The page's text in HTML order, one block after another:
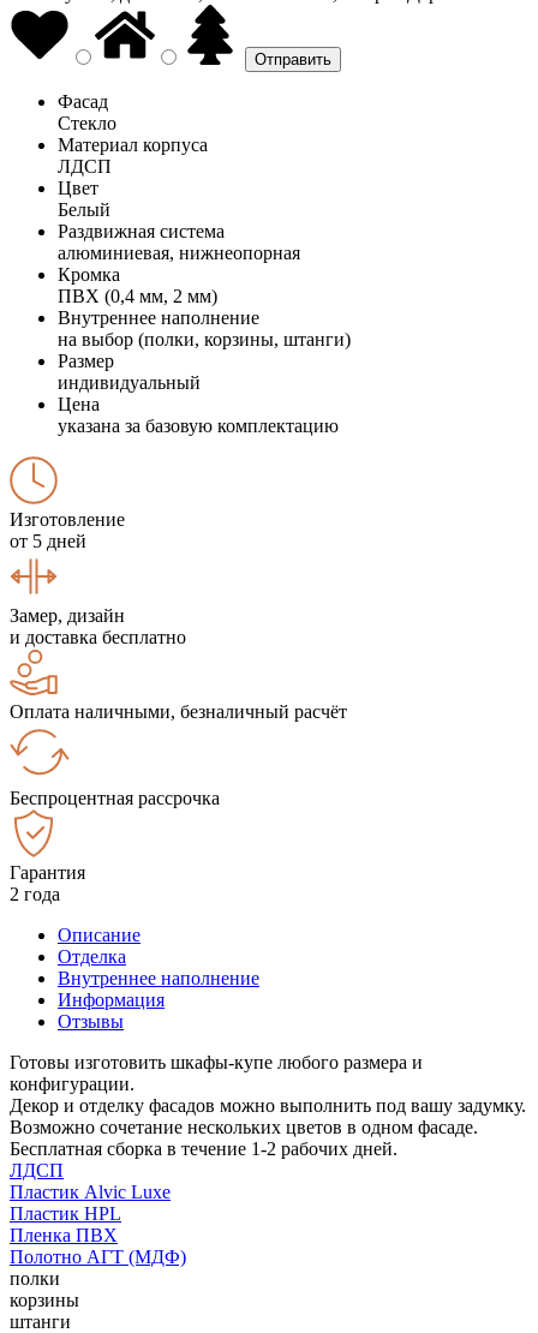
Фасад
Стекло
Материал корпуса
ЛДСП
Цвет
Белый
Раздвижная система
алюминиевая, нижнеопорная
Кромка
ПВХ (0,4 мм, 2 мм)
Внутреннее наполнение
на выбор (полки, корзины, штанги)
Размер
индивидуальный
Цена
указана за базовую комплектацию
Изготовление
от 5 дней
Замер, дизайн
и доставка бесплатно
Оплата наличными, безналичный расчёт
Беспроцентная рассрочка
Гарантия
2 года
Описание
Отделка
Внутреннее наполнение
Информация
Отзывы
Готовы изготовить шкафы-купе любого размера и
конфигурации.
Декор и отделку фасадов можно выполнить под вашу задумку.
Возможно сочетание нескольких цветов в одном фасаде.
Бесплатная сборка в течение 1-2 рабочих дней.
ЛДСП
Пластик Alvic Luxe
Пластик HPL
Пленка ПВХ
Полотно АГТ (МДФ)
полки
корзины
штанги